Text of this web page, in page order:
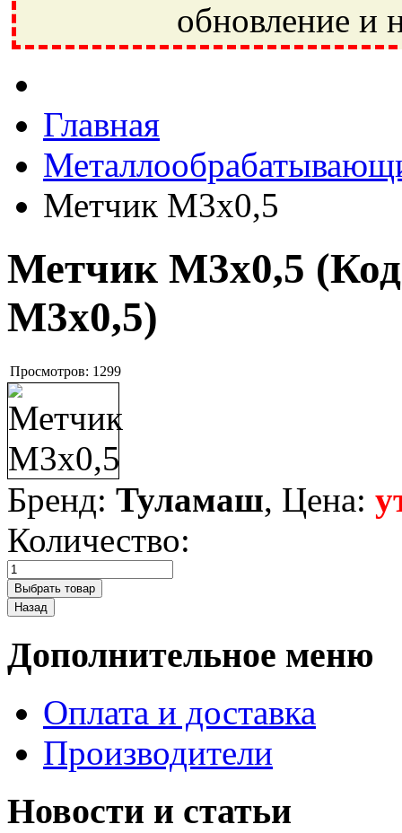
обновление и
Ивантеевка, подшипники, пневматика, метизы, техника,
Главная
Метчик М3х0,5
Метчик М3х0,5
М3х0,5)
Просмотров: 1299
Бренд: Туламаш, Цена:
Количество:
Дополнительное меню
Оплата и доставка
Производители
Новости и статьи